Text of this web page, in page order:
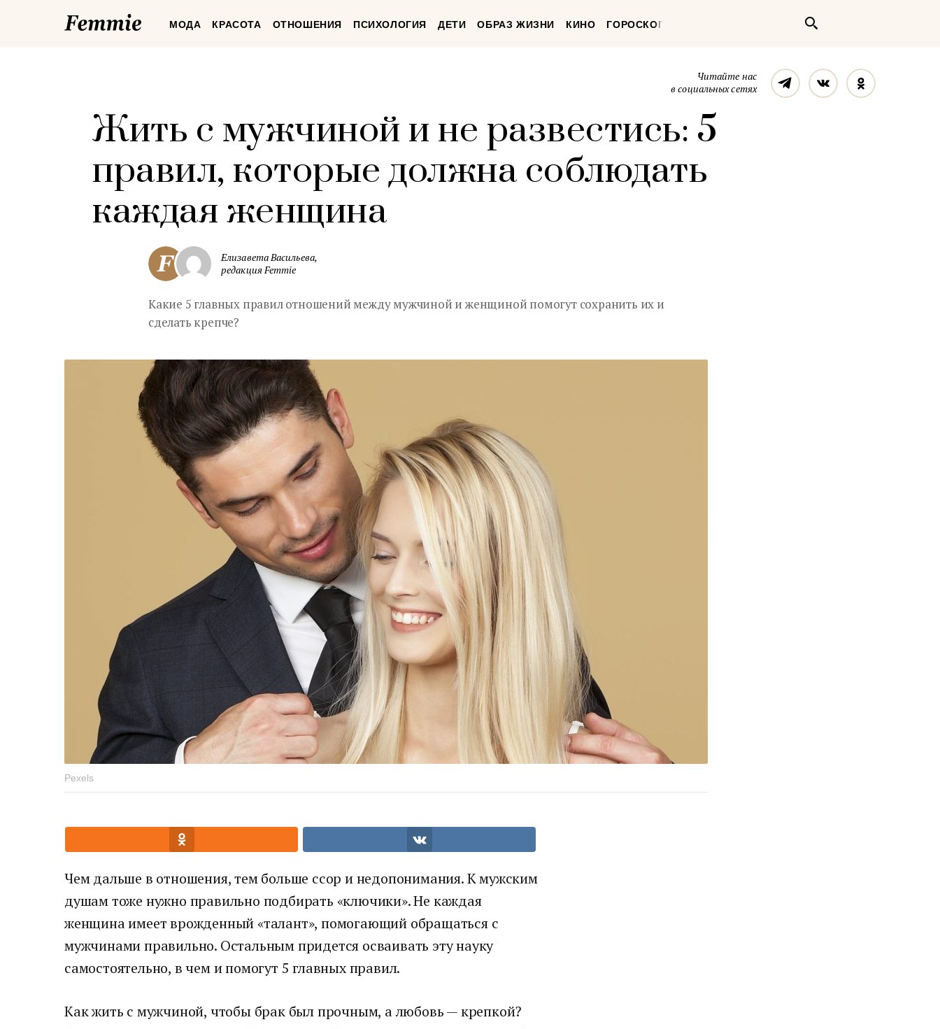
FemmieМОДА КРАСОТА ОТНОШЕНИЯ ПСИХОЛОГИЯ ДЕТИ ОБРАЗ ЖИЗНИ КИНО ГОРОСКОП
Читайте нас
в социальных сетях
ТелеграмВконтакте
Жить с мужчиной и не развестись: 5
правил, которые должна соблюдать
каждая женщина
Елизавета Васильева,
редакция Femmie
Какие 5 главных правил отношений между мужчиной и женщиной помогут сохранить их и
сделать крепче?
Pexels
Чем дальше в отношения, тем больше ссор и недопонимания. К мужским
душам тоже нужно правильно подбирать «ключики». Не каждая
женщина имеет врожденный «талант», помогающий обращаться с
мужчинами правильно. Остальным придется осваивать эту науку
самостоятельно, в чем и помогут 5 главных правил.
Как жить с мужчиной, чтобы брак был прочным, а любовь — крепкой?